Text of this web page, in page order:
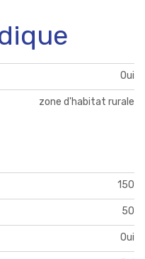
Oui
zone d'habitat rurale
150
50
Oui